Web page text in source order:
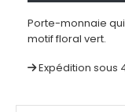
Porte-monnaie
motif floral vert.
Expédition sous